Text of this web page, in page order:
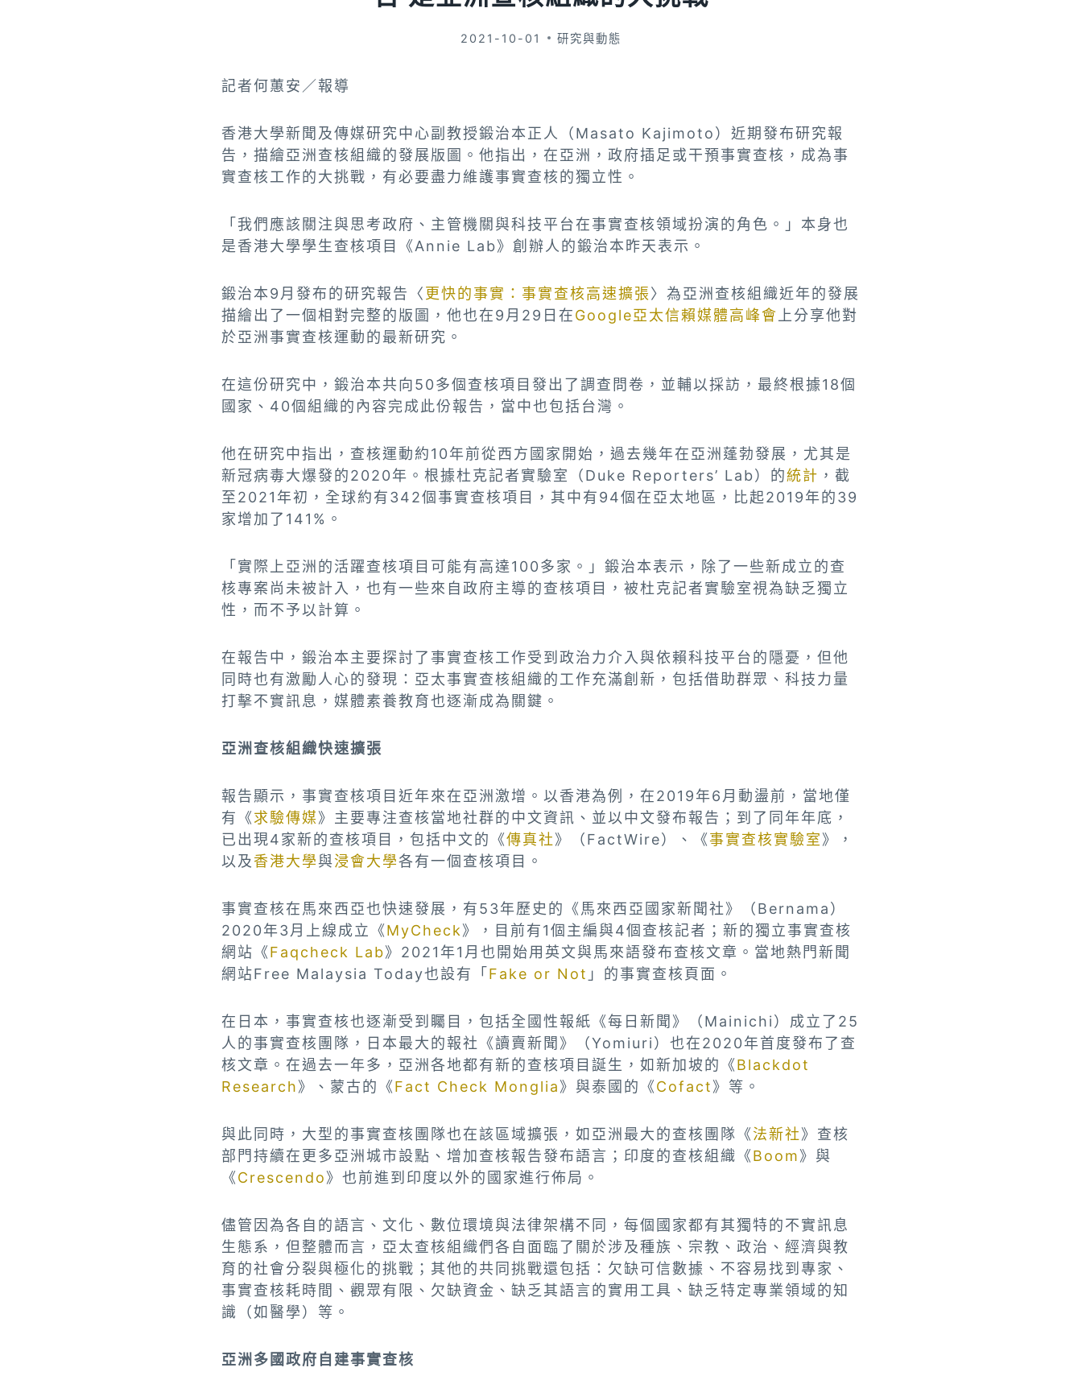
2021-10-01 研究與動態
記者何蕙安／報導
香港大學新聞及傳媒研究中心副教授鍛治本正人（Masato Kajimoto）近期發布研究報
告，描繪亞洲查核組織的發展版圖。他指出，在亞洲，政府插足或干預事實查核，成為事
實查核工作的大挑戰，有必要盡力維護事實查核的獨立性。
「我們應該關注與思考政府、主管機關與科技平台在事實查核領域扮演的角色。」本身也
是香港大學學生查核項目《Annie Lab》創辦人的鍛治本昨天表示。
鍛治本9月發布的研究報告〈更快的事實：事實查核高速擴張〉為亞洲查核組織近年的發展
描繪出了一個相對完整的版圖，他也在9月29日在Google亞太信賴媒體高峰會 上分享他對
於亞洲事實查核運動的最新研究。
在這份研究中，鍛治本共向50多個查核項目發出了調查問卷，並輔以採訪，最終根據18個
國家、40個組織的內容完成此份報告，當中也包括台灣。
他在研究中指出，查核運動約10年前從西方國家開始，過去幾年在亞洲蓬勃發展，尤其是
新冠病毒大爆發的2020年。根據杜克記者實驗室（Duke Reporters’ Lab）的統計 ，截
至2021年初，全球約有342個事實查核項目，其中有94個在亞太地區，比起2019年的39
家增加了141%。
「實際上亞洲的活躍查核項目可能有高達100多家。」鍛治本表示，除了一些新成立的查
核專案尚未被計入，也有一些來自政府主導的查核項目，被杜克記者實驗室視為缺乏獨立
性，而不予以計算。
在報告中，鍛治本主要探討了事實查核工作受到政治力介入與依賴科技平台的隱憂，但他
同時也有激勵人心的發現：亞太事實查核組織的工作充滿創新，包括借助群眾、科技力量
打擊不實訊息，媒體素養教育也逐漸成為關鍵。
亞洲查核組織快速擴張
報告顯示，事實查核項目近年來在亞洲激增。以香港為例，在2019年6月動盪前，當地僅
有《求驗傳媒》主要專注查核當地社群的中文資訊、並以中文發布報告；到了同年年底，
已出現4家新的查核項目，包括中文的《傳真社》（FactWire）、《事實查核實驗室》，
以及香港大學與浸會大學各有一個查核項目。
事實查核在馬來西亞也快速發展，有53年歷史的《馬來西亞國家新聞社》（Bernama）
2020年3月上線成立《MyCheck》，目前有1個主編與4個查核記者；新的獨立事實查核
網站《Faqcheck Lab》2021年1月也開始用英文與馬來語發布查核文章。當地熱門新聞
網站Free Malaysia Today也設有「Fake or Not 」的事實查核頁面。
在日本，事實查核也逐漸受到矚目，包括全國性報紙《每日新聞》（Mainichi）成立了25
人的事實查核團隊，日本最大的報社《讀賣新聞》（Yomiuri）也在2020年首度發布了查
核文章。在過去一年多，亞洲各地都有新的查核項目誕生，如新加坡的《Blackdot
Research》、蒙古的《Fact Check Monglia》與泰國的《Cofact》等。
與此同時，大型的事實查核團隊也在該區域擴張，如亞洲最大的查核團隊《法新社》查核
部門持續在更多亞洲城市設點、增加查核報告發布語言；印度的查核組織《Boom》與
《Crescendo》也前進到印度以外的國家進行佈局。
儘管因為各自的語言、文化、數位環境與法律架構不同，每個國家都有其獨特的不實訊息
生態系，但整體而言，亞太查核組織們各自面臨了關於涉及種族、宗教、政治、經濟與教
育的社會分裂與極化的挑戰；其他的共同挑戰還包括：欠缺可信數據、不容易找到專家、
事實查核耗時間、觀眾有限、欠缺資金、缺乏其語言的實用工具、缺乏特定專業領域的知
識（如醫學）等。
亞洲多國政府自建事實查核